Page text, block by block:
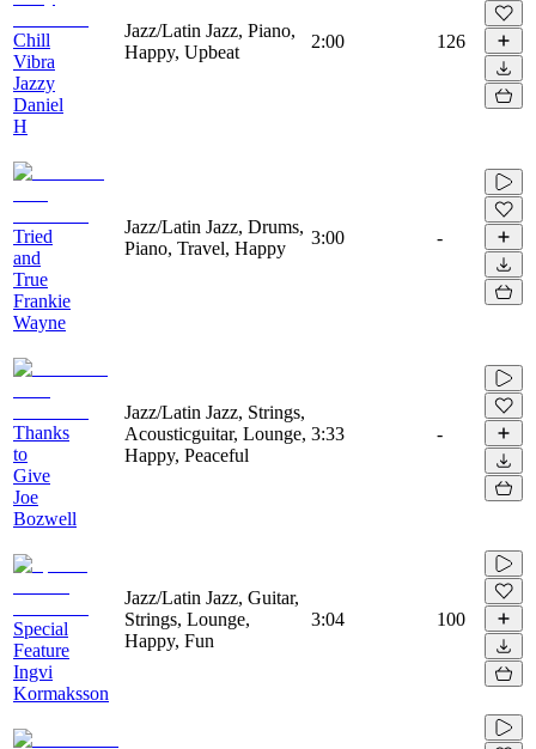
Chill
Vibra
Jazzy
Daniel
H
Jazz/Latin Jazz, Piano,
Happy, Upbeat
2:00 126
Tried
and
True
Frankie
Wayne
Jazz/Latin Jazz, Drums,
Piano, Travel, Happy
3:00 -
Thanks
to
Give
Joe
Bozwell
Jazz/Latin Jazz, Strings,
Acousticguitar, Lounge,
Happy, Peaceful
3:33 -
Special
Feature
Ingvi
Kormaksson
Jazz/Latin Jazz, Guitar,
Strings, Lounge,
Happy, Fun
3:04 100